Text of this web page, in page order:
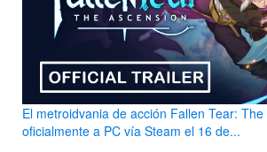
El metroidvania de acción Fallen Tear:
oficialmente a PC vía Steam el 16 de...